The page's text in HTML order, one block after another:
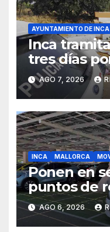
AYUNTAMIENTO DE INCA
Inca
tres días
gestión de
AGO 7, 2026
INCA MALLORCA
Ponen en
puntos de
vehículos
Hospital de
AGO 6, 2026